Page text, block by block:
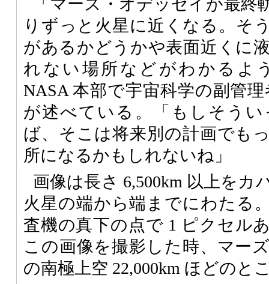
りずっと火星に近くなる。そ
があるかどうかや表面近くに
れない場所などがわかるよ
NASA 本部で宇宙科学の副管理
が述べている。「もしそう
ば、そこは将来別の計画でも
所になるかもしれないね」
画像は長さ 6,500km 以上をカ
火星の端から端までにわたる
査機の真下の点で 1 ピクセル
この画像を撮影した時、マー
の南極上空 22,000km ほどのと